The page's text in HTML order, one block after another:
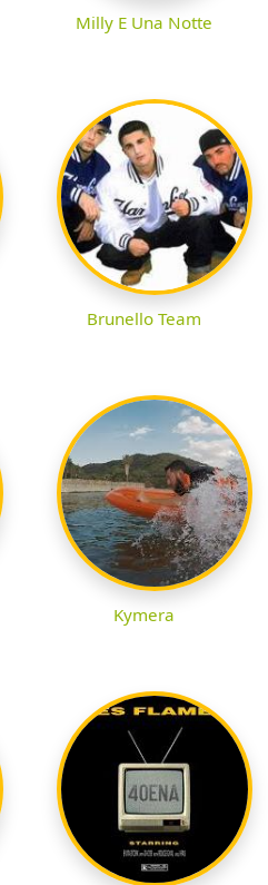
Milly E Una Notte
Brunello Team
Kymera